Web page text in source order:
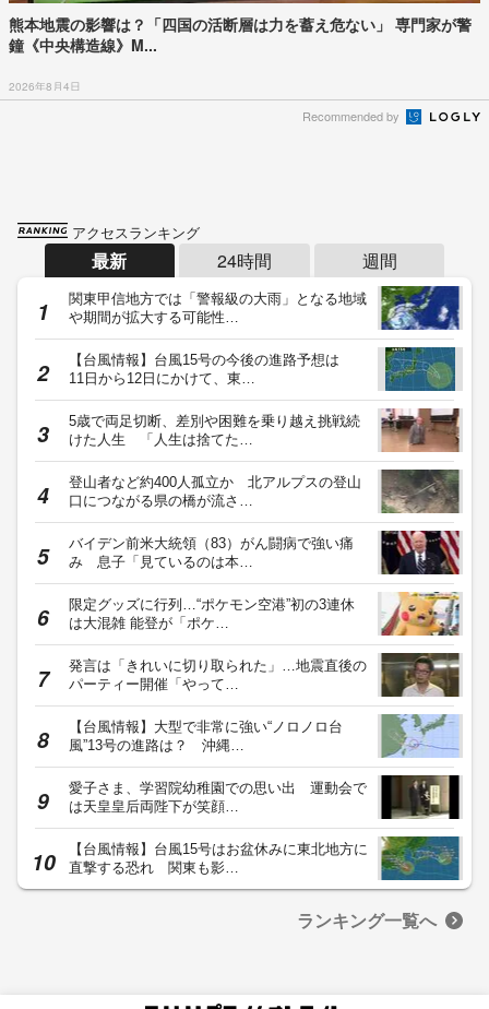
熊本地震の影響は？「四国の活断層は力を蓄え危ない」 専門家が警
鐘《中央構造線》M...
2026年8月4日
Recommended by
アクセスランキング
最新 24時間 週間
関東甲信地方では「警報級の大雨」となる地域
や期間が拡大する可能性…
【台風情報】台風15号の今後の進路予想は
11日から12日にかけて、東…
5歳で両足切断、差別や困難を乗り越え挑戦続
けた人生 「人生は捨てた…
登山者など約400人孤立か 北アルプスの登山
口につながる県の橋が流さ…
バイデン前米大統領（83）がん闘病で強い痛
み 息子「見ているのは本…
限定グッズに行列…“ポケモン空港”初の3連休
は大混雑 能登が「ポケ…
発言は「きれいに切り取られた」…地震直後の
パーティー開催「やって…
【台風情報】大型で非常に強い“ノロノロ台
風”13号の進路は？ 沖縄…
愛子さま、学習院幼稚園での思い出 運動会で
は天皇皇后両陛下が笑顔…
【台風情報】台風15号はお盆休みに東北地方に
直撃する恐れ 関東も影…
ランキング一覧へ